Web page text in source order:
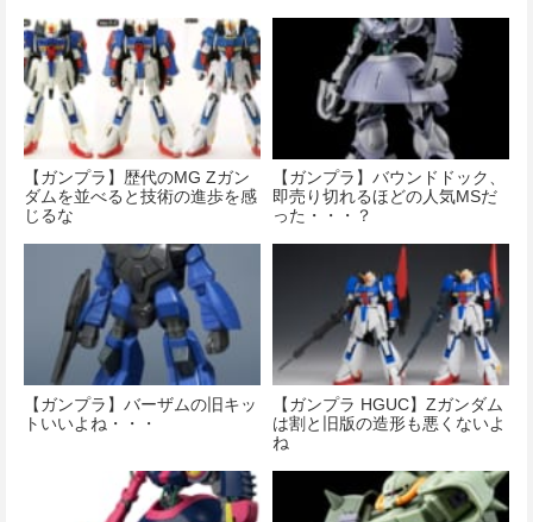
【ガンプラ】歴代のMG Ζガン
ダムを並べると技術の進歩を感
じるな
【ガンプラ】バウンドドック、
即売り切れるほどの人気MSだ
った・・・？
【ガンプラ】バーザムの旧キッ
トいいよね・・・
【ガンプラ HGUC】Zガンダム
は割と旧版の造形も悪くないよ
ね